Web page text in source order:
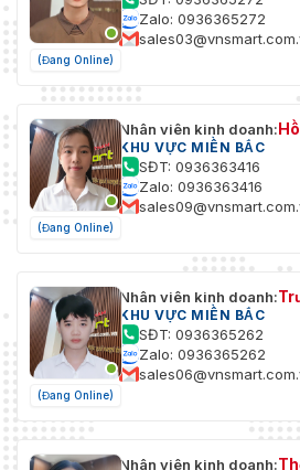
(Đang Online)
Zalo: 0936365272
(Đang Online)
Nhân viên kinh doanh:
KHU VỰC MIỀN BẮC
SĐT: 0936363416
Zalo: 0936363416
(Đang Online)
Nhân viên kinh doanh:
KHU VỰC MIỀN BẮC
SĐT: 0936365262
Zalo: 0936365262
Nhân viên kinh doanh: